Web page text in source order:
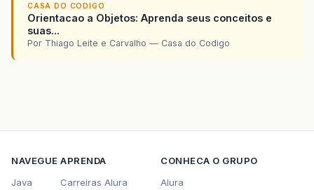
CASA DO CODIGO
Orientacao a Objetos: Aprenda seus conceitos e
suas...
Por Thiago Leite e Carvalho — Casa do Codigo
NAVEGUE
Java
APRENDA
Carreiras Alura
CONHECA O GRUPO
Alura